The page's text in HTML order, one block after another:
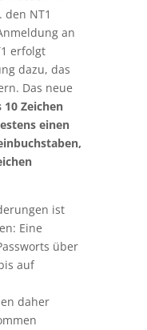
den NT1
an
erfolgt
dazu, das
Das neue
Zeichen
einen
ist
Eine
über
auf
daher